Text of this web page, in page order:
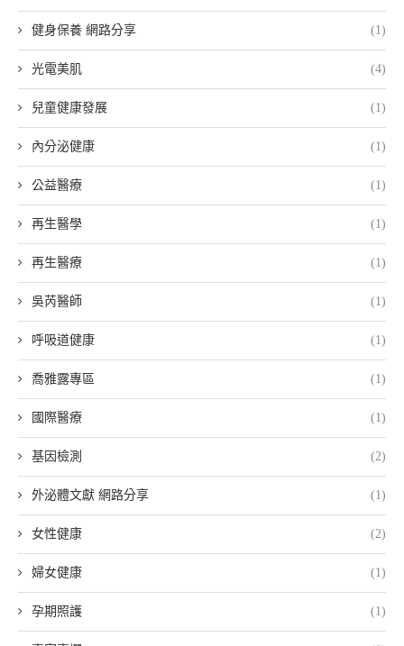
健身保養 網路分享 (1)
光電美肌 (4)
兒童健康發展 (1)
內分泌健康 (1)
公益醫療 (1)
再生醫學 (1)
再生醫療 (1)
吳芮醫師 (1)
呼吸道健康 (1)
喬雅露專區 (1)
國際醫療 (1)
基因檢測 (2)
外泌體文獻 網路分享 (1)
女性健康 (2)
婦女健康 (1)
孕期照護 (1)